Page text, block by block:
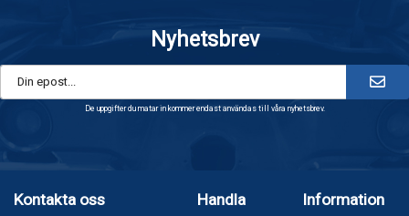
Nyhetsbrev
De uppgifter du matar in kommer endast användas till våra nyhetsbrev.
Kontakta oss Handla Information